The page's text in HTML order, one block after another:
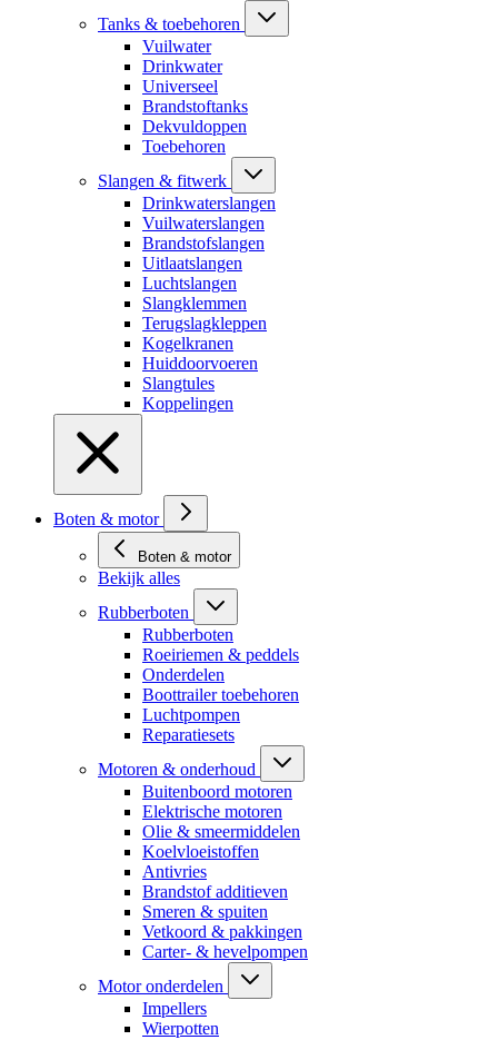
Tanks & toebehoren
Vuilwater
Drinkwater
Universeel
Brandstoftanks
Dekvuldoppen
Toebehoren
Slangen & fitwerk
Drinkwaterslangen
Vuilwaterslangen
Brandstofslangen
Uitlaatslangen
Luchtslangen
Slangklemmen
Terugslagkleppen
Kogelkranen
Huiddoorvoeren
Slangtules
Koppelingen
Boten & motor
Boten & motor
Bekijk alles
Rubberboten
Rubberboten
Roeiriemen & peddels
Onderdelen
Boottrailer toebehoren
Luchtpompen
Reparatiesets
Motoren & onderhoud
Buitenboord motoren
Elektrische motoren
Olie & smeermiddelen
Koelvloeistoffen
Antivries
Brandstof additieven
Smeren & spuiten
Vetkoord & pakkingen
Carter- & hevelpompen
Motor onderdelen
Impellers
Wierpotten